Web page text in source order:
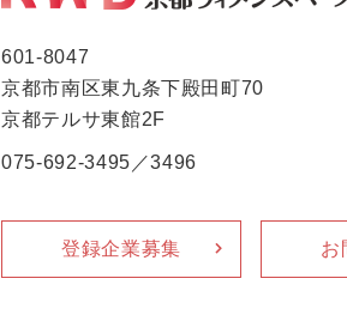
601-8047
京都市南区東九条下殿田町70
京都テルサ東館2F
075-692-3495／3496
登録企業募集 お